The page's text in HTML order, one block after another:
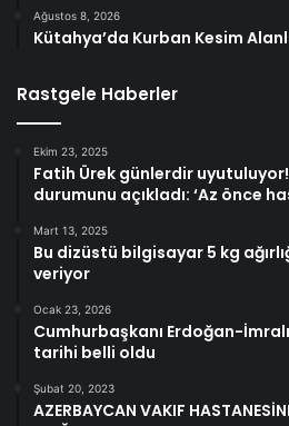
Ağustos 8, 2026
Kütahya’da Kurban Kesim
Rastgele Haberler
Ekim 23, 2025
Fatih Ürek günlerdir
durumunu açıkladı: ‘Az önce
Mart 13, 2025
Bu dizüstü bilgisayar 5 kg
veriyor
Ocak 23, 2026
Cumhurbaşkanı Erdoğan-
tarihi belli oldu
Şubat 20, 2023
AZERBAYCAN VAKIF